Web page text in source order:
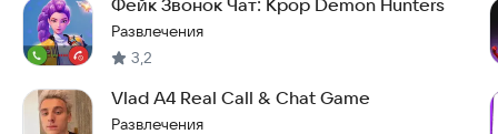
Фейк Звонок Чат: Kpop Demon Hunters
Развлечения
3,2
Vlad A4 Real Call & Chat Game
Развлечения